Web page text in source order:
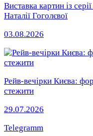
Виставка картин із
Наталії Гоголєвої
03.08.2026
Рейв-вечірки Києва:
стежити
29.07.2026
Telegramm